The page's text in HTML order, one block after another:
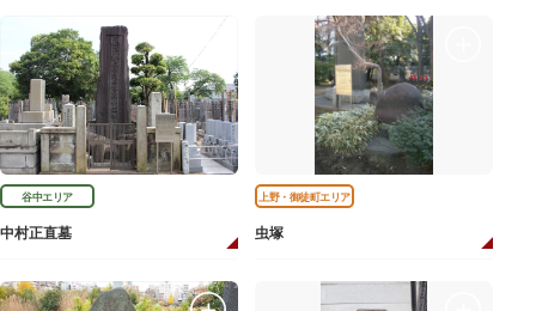
谷中エリア
中村正直墓
上野・御徒町エリア
虫塚